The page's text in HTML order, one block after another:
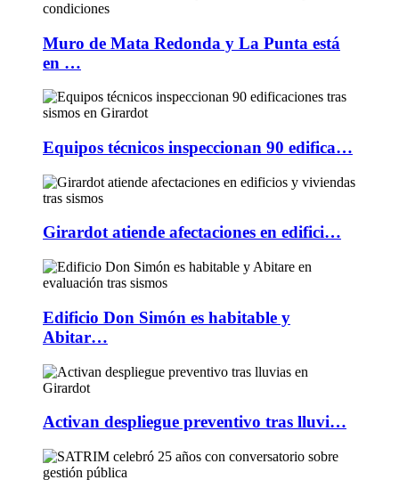
Muro de Mata Redonda y La Punta está
en …
Equipos técnicos inspeccionan 90 edifica…
Girardot atiende afectaciones en edifici…
Edificio Don Simón es habitable y
Abitar…
Activan despliegue preventivo tras lluvi…